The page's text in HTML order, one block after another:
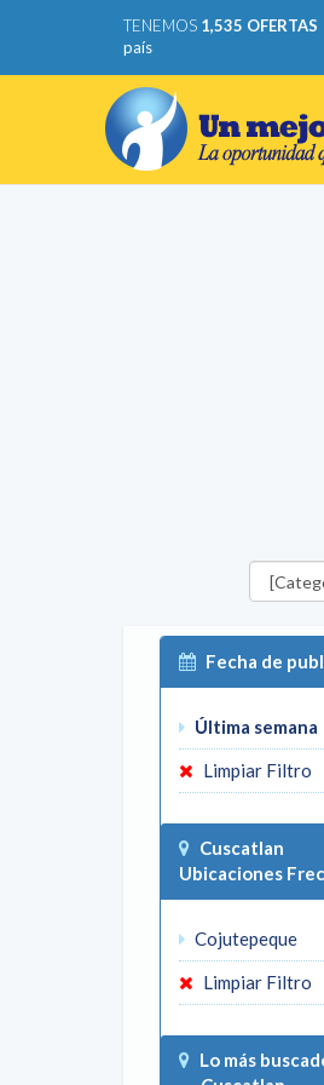
TENEMOS 1,535 OFERTAS
país
Fecha de
Última semana
Limpiar Filtro
Cuscatlan
Ubicaciones
Cojutepeque
Limpiar Filtro
Lo más